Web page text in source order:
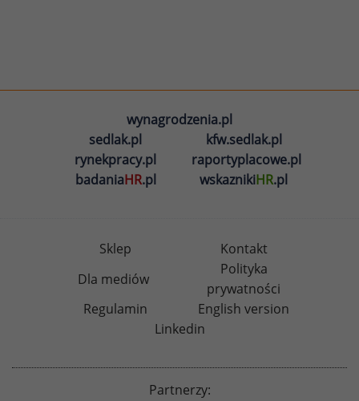
wynagrodzenia.pl
sedlak.pl
kfw.sedlak.pl
rynekpracy.pl
raportyplacowe.pl
badaniaHR.pl wskaznikiHR.pl
Sklep
Kontakt
Dla mediów
Polityka
prywatności
Regulamin
English version
Linkedin
Partnerzy: